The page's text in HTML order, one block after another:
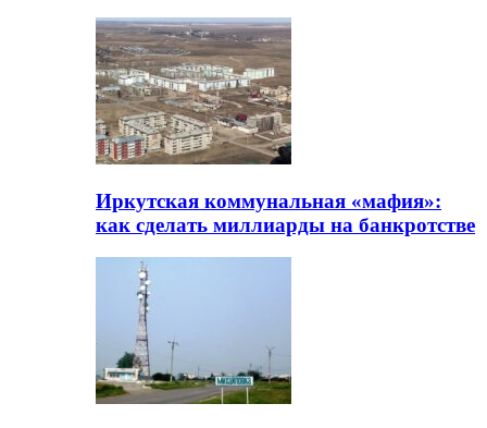
Иркутская коммунальная «мафия»:
как сделать миллиарды на банкротстве